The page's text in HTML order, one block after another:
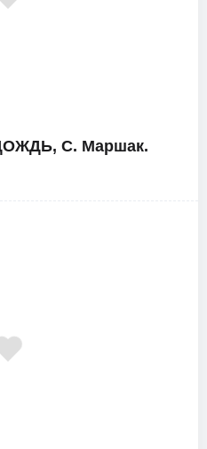
С. Маршак.